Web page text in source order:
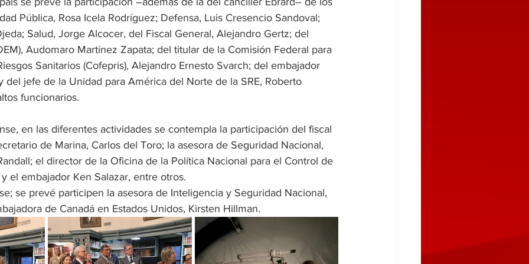
Pública, Rosa Icela Rodríguez; Defensa, Luis Cresencio Sandoval;
Salud, Jorge Alcocer, del Fiscal General, Alejandro Gertz; del
Audomaro Martínez Zapata; del titular de la Comisión Federal para
Sanitarios (Cofepris), Alejandro Ernesto Svarch; del embajador
del jefe de la Unidad para América del Norte de la SRE, Roberto
funcionarios.
en las diferentes actividades se contempla la participación del fiscal
de Marina, Carlos del Toro; la asesora de Seguridad Nacional,
el director de la Oficina de la Política Nacional para el Control de
el embajador Ken Salazar, entre otros.
se prevé participen la asesora de Inteligencia y Seguridad Nacional,
de Canadá en Estados Unidos, Kirsten Hillman.